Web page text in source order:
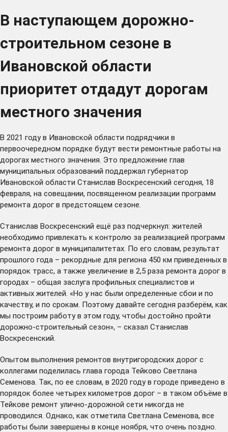
В наступающем дорожно-
строительном сезоне в
Ивановской области
приоритет отдадут дорогам
местного значения
В 2021 году в Ивановской области подрядчики в
первоочередном порядке будут вести ремонтные работы на
дорогах местного значения. Это предложение глав
муниципальных образований поддержал губернатор
Ивановской области Станислав Воскресенский сегодня, 18
февраля, на совещании, посвященном реализации программ
ремонта дорог в предстоящем сезоне.
Станислав Воскресенский ещё раз подчеркнул: жителей
необходимо привлекать к контролю за реализацией программ
ремонта дорог в муниципалитетах. По его словам, результат
прошлого года – рекордные для региона 450 км приведенных в
порядок трасс, а также увеличение в 2,5 раза ремонта дорог в
городах – общая заслуга профильных специалистов и
активных жителей. «Но у нас были определенные сбои и по
качеству, и по срокам. Поэтому давайте сегодня разберём, как
мы построим работу в этом году, чтобы достойно пройти
дорожно-строительный сезон», – сказал Станислав
Воскресенский.
Опытом выполнения ремонтов внутригородских дорог с
коллегами поделилась глава города Тейково Светлана
Семенова. Так, по ее словам, в 2020 году в городе приведено в
порядок более четырех километров дорог – в таком объёме в
Тейкове ремонт улично-дорожной сети никогда не
проводился. Однако, как отметила Светлана Семенова, все
работы были завершены в конце ноября, что очень поздно.